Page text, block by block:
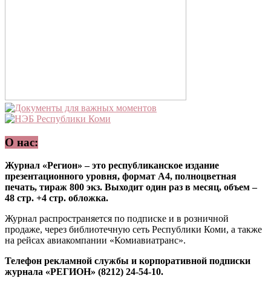
О нас:
Журнал «Регион» – это республиканское издание
презентационного уровня, формат А4, полноцветная
печать, тираж 800 экз. Выходит один раз в месяц, объем –
48 стр. +4 стр. обложка.
Журнал распространяется по подписке и в розничной
продаже, через библиотечную сеть Республики Коми, а также
на рейсах авиакомпании «Комиавиатранс».
Телефон рекламной службы и корпоративной подписки
журнала «РЕГИОН» (8212) 24-54-10.